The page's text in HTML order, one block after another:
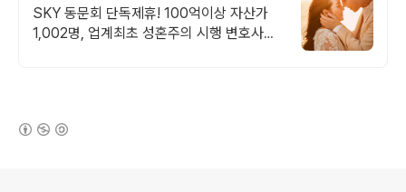
결정사
SKY 동문회 단독제휴! 100억이상 자산가
1,002명, 업계최초 성혼주의 시행 변호사검